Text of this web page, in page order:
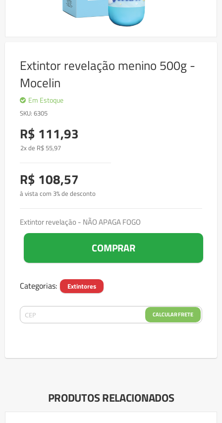
Extintor revelação menino 500g -
Mocelin
Em Estoque
SKU 6305
R$ 111,93
2x de R$ 55,97
R$ 108,57
à vista com 3% de desconto
Extintor revelação - NÃO APAGA FOGO
COMPRAR
Categorias: Extintores
CALCULAR FRETE
beginning
images
gallery
PRODUTOS RELACIONADOS